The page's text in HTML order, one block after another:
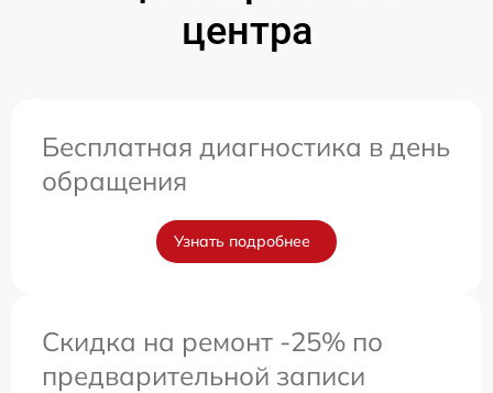
центра
Бесплатная диагностика в день
обращения
Узнать подробнее
Скидка на ремонт -25% по
предварительной записи